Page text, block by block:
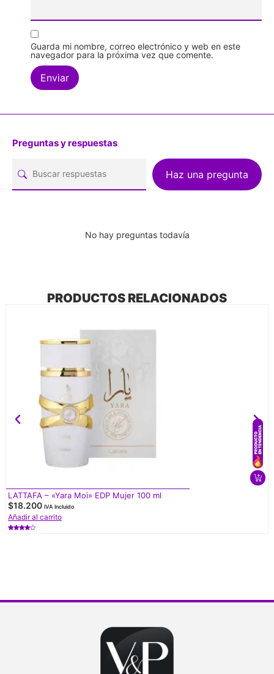
Guarda mi nombre, correo electrónico y web en este
navegador para la próxima vez que comente.
Preguntas y respuestas
Haz una pregunta
No hay preguntas todavía
PRODUCTOS RELACIONADOS
LATTAFA – «Yara Moi» EDP Mujer 100 ml
$18.200 IVA Incluido
Añadir al carrito